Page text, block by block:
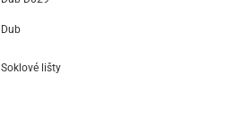
Dub
Soklové lišty